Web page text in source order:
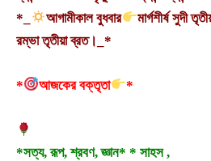
*_
আগামীকাল বুধবার
মার্গশীর্ষ সুদী
রম্ভা তৃতীয়া ব্রত।_*
* আজকের বক্তৃতা *
*সত্য, রূপ, শ্রবণ, জ্ঞান* * সাহস ,